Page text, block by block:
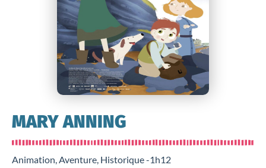
MARY ANNING
Animation, Aventure, Historique -1h12